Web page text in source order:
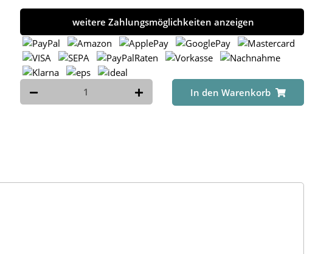
weitere Zahlungsmöglichkeiten anzeigen
In den Warenkorb